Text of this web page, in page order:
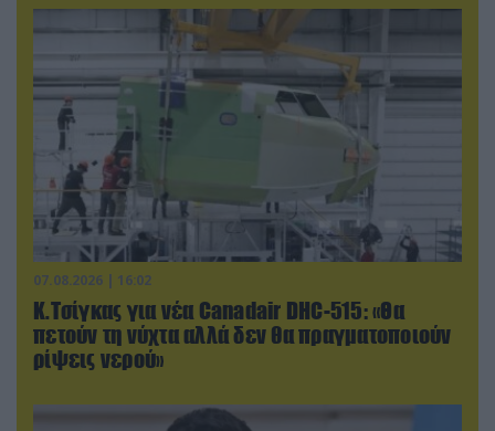
07.08.2026 | 16:02
Κ.Τσίγκας για νέα Canadair DHC-515: «Θα
πετούν τη νύχτα αλλά δεν θα πραγματοποιούν
ρίψεις νερού»